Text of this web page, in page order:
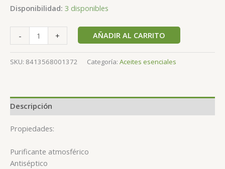
Disponibilidad: 3 disponibles
- + AÑADIR AL CARRITO
SKU: 8413568001372 Categoría: Aceites esenciales
Descripción
Propiedades:
Purificante atmosférico
Antiséptico